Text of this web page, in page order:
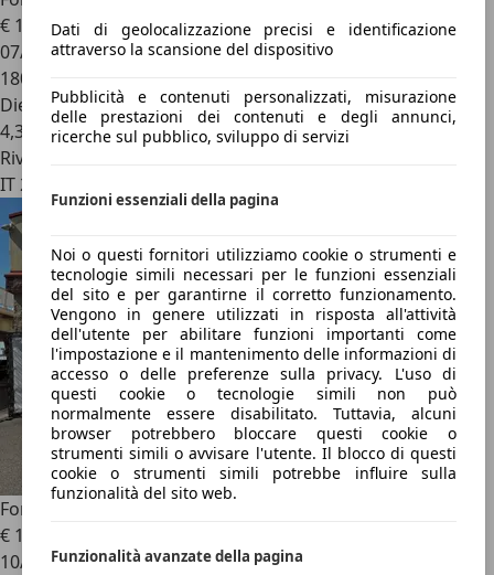
Dati di geolocalizzazione precisi e identificazione
attraverso la scansione del dispositivo
Pubblicità e contenuti personalizzati, misurazione
delle prestazioni dei contenuti e degli annunci,
ricerche sul pubblico, sviluppo di servizi
Funzioni essenziali della pagina
Noi o questi fornitori utilizziamo cookie o strumenti e
tecnologie simili necessari per le funzioni essenziali
del sito e per garantirne il corretto funzionamento.
Vengono in genere utilizzati in risposta all'attività
dell'utente per abilitare funzioni importanti come
l'impostazione e il mantenimento delle informazioni di
accesso o delle preferenze sulla privacy. L'uso di
questi cookie o tecnologie simili non può
normalmente essere disabilitato. Tuttavia, alcuni
browser potrebbero bloccare questi cookie o
strumenti simili o avvisare l'utente. Il blocco di questi
cookie o strumenti simili potrebbe influire sulla
funzionalità del sito web.
Funzionalità avanzate della pagina
€ 1.990
07/2007
180.000 km
Diesel
4,3 l/100 km (comb.)
Rivenditore
IT 25065
Ford Focus
€ 1.990
10/2008